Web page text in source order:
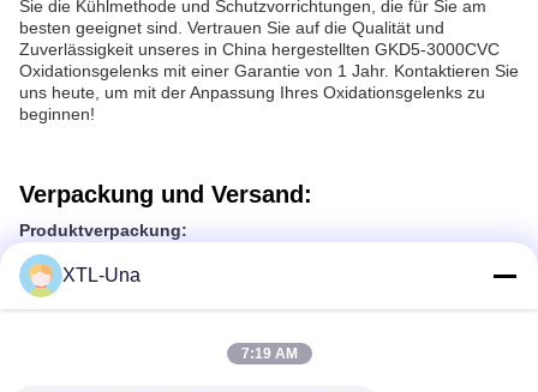
Sie die Kühlmethode und Schutzvorrichtungen, die für Sie am
besten geeignet sind. Vertrauen Sie auf die Qualität und
Zuverlässigkeit unseres in China hergestellten GKD5-3000CVC
Oxidationsgelenks mit einer Garantie von 1 Jahr. Kontaktieren Sie
uns heute, um mit der Anpassung Ihres Oxidationsgelenks zu
beginnen!
Verpackung und Versand:
Produktverpackung:
Das Oxidation Rectifier Produkt ist in einem robusten Karton
verpackt, um eine sichere Lieferung zu gewährleisten.Das
Produkt ist sicher in Blasenfolie verpackt, um Schäden während
des Transports zu vermeiden.Das Paket beinhaltet:
Einheit für die Oxidationskorrektur
XTL-Una
7:19 AM